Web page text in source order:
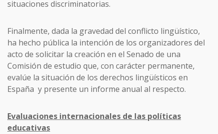
situaciones discriminatorias.
Finalmente, dada la gravedad del conflicto lingüístico,
ha hecho pública la intención de los organizadores del
acto de solicitar la creación en el Senado de una
Comisión de estudio que, con carácter permanente,
evalúe la situación de los derechos lingüísticos en
España y presente un informe anual al respecto.
Evaluaciones internacionales de las políticas
educativas